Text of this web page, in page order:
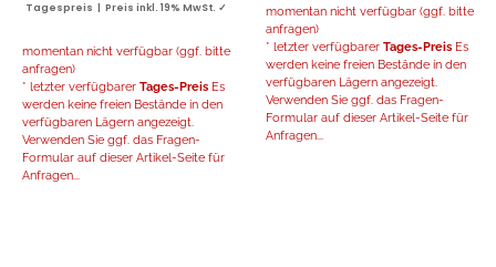
Tagespreis | Preis inkl. 19% MwSt. ✓
momentan nicht verfügbar (ggf. bitte
anfragen)
* letzter verfügbarer Tages-Preis Es
werden keine freien Bestände in den
verfügbaren Lägern angezeigt.
Verwenden Sie ggf. das Fragen-
Formular auf dieser Artikel-Seite für
Anfragen...
momentan nicht verfügbar (ggf. bitte
anfragen)
* letzter verfügbarer Tages-Preis Es
werden keine freien Bestände in den
verfügbaren Lägern angezeigt.
Verwenden Sie ggf. das Fragen-
Formular auf dieser Artikel-Seite für
Anfragen...